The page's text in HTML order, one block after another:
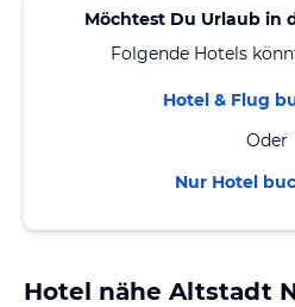
Möchtest Du Urlaub in
Folgende Hotels
Hotel & Flug
Oder
Nur Hotel
Hotel nähe Altstadt